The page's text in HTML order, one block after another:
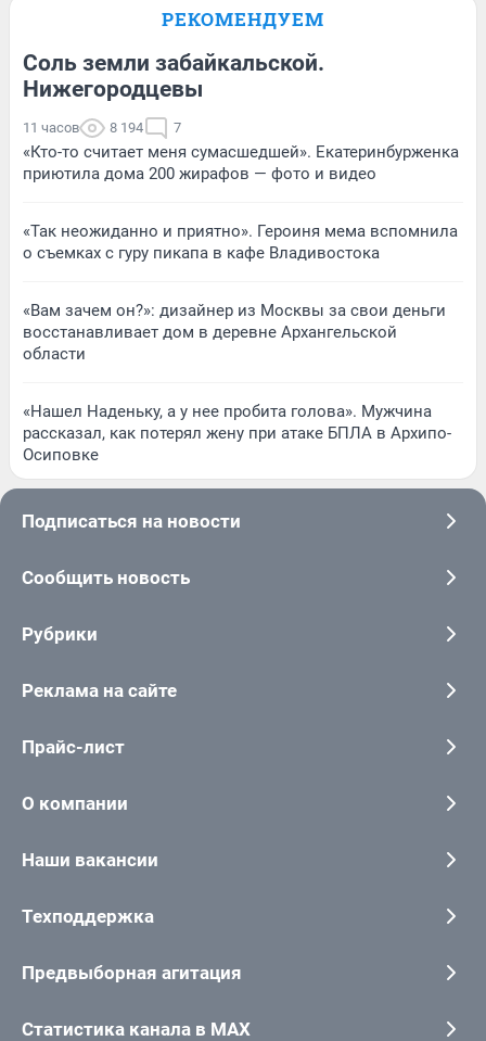
РЕКОМЕНДУЕМ
Соль земли забайкальской.
Нижегородцевы
11 часов 8 194 7
«Кто-то считает меня сумасшедшей». Екатеринбурженка
приютила дома 200 жирафов — фото и видео
«Так неожиданно и приятно». Героиня мема вспомнила
о съемках с гуру пикапа в кафе Владивостока
«Вам зачем он?»: дизайнер из Москвы за свои деньги
восстанавливает дом в деревне Архангельской
области
«Нашел Наденьку, а у нее пробита голова». Мужчина
рассказал, как потерял жену при атаке БПЛА в Архипо-
Осиповке
Подписаться на новости
Сообщить новость
Рубрики
Реклама на сайте
Прайс-лист
О компании
Наши вакансии
Техподдержка
Предвыборная агитация
Статистика канала в MAX